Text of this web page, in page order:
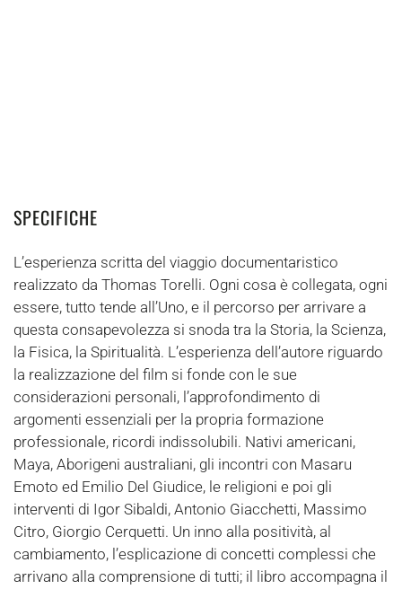
SPECIFICHE
L’esperienza scritta del viaggio documentaristico
realizzato da Thomas Torelli. Ogni cosa è collegata, ogni
essere, tutto tende all’Uno, e il percorso per arrivare a
questa consapevolezza si snoda tra la Storia, la Scienza,
la Fisica, la Spiritualità. L’esperienza dell’autore riguardo
la realizzazione del film si fonde con le sue
considerazioni personali, l’approfondimento di
argomenti essenziali per la propria formazione
professionale, ricordi indissolubili. Nativi americani,
Maya, Aborigeni australiani, gli incontri con Masaru
Emoto ed Emilio Del Giudice, le religioni e poi gli
interventi di Igor Sibaldi, Antonio Giacchetti, Massimo
Citro, Giorgio Cerquetti. Un inno alla positività, al
cambiamento, l’esplicazione di concetti complessi che
arrivano alla comprensione di tutti; il libro accompagna il